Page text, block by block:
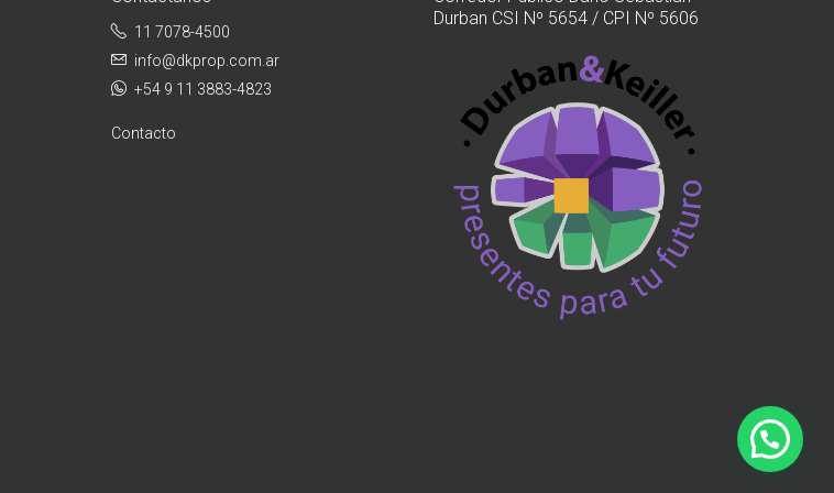
11 7078-4500
info@dkprop.com.ar
+54 9 11 3883-4823
Contacto
Durban CSI Nº 5654 / CPI Nº 5606